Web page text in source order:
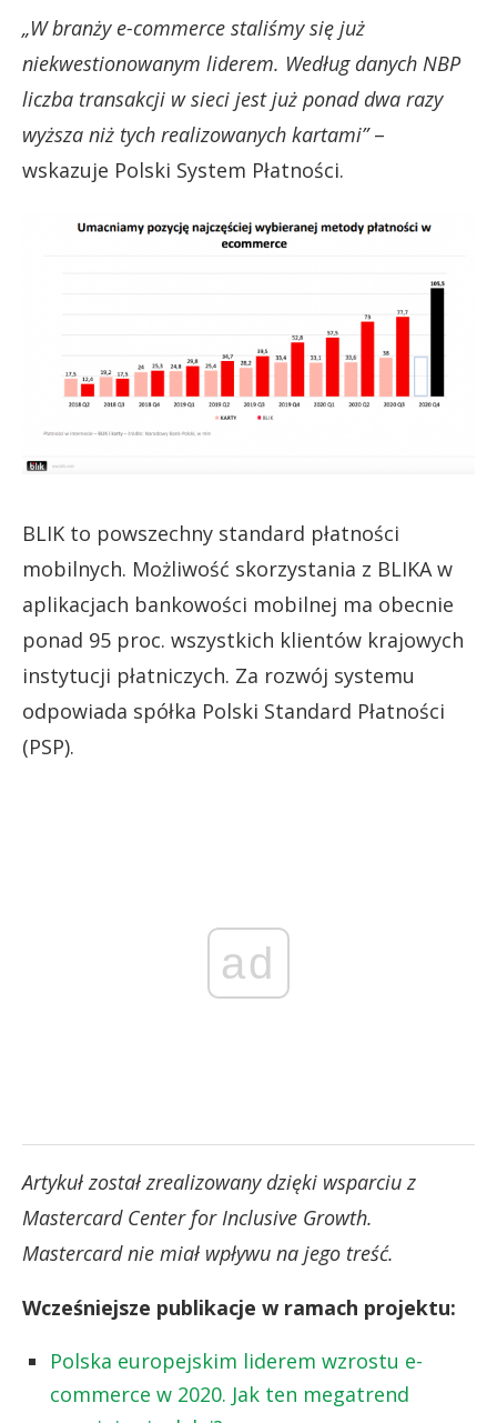
„W branży e-commerce staliśmy się już
niekwestionowanym liderem. Według danych NBP
liczba transakcji w sieci jest już ponad dwa razy
wyższa niż tych realizowanych kartami”–
wskazuje Polski System Płatności.
BLIK to powszechny standard płatności
mobilnych. Możliwość skorzystania z BLIKA w
aplikacjach bankowości mobilnej ma obecnie
ponad 95 proc. wszystkich klientów krajowych
instytucji płatniczych. Za rozwój systemu
odpowiada spółka Polski Standard Płatności
(PSP).
ad
Artykuł został zrealizowany dzięki wsparciu z
Mastercard Center for Inclusive Growth.
Mastercard nie miał wpływu na jego treść.
Wcześniejsze publikacje w ramach projektu:
Polska europejskim liderem wzrostu e-
commerce w 2020. Jak ten megatrend